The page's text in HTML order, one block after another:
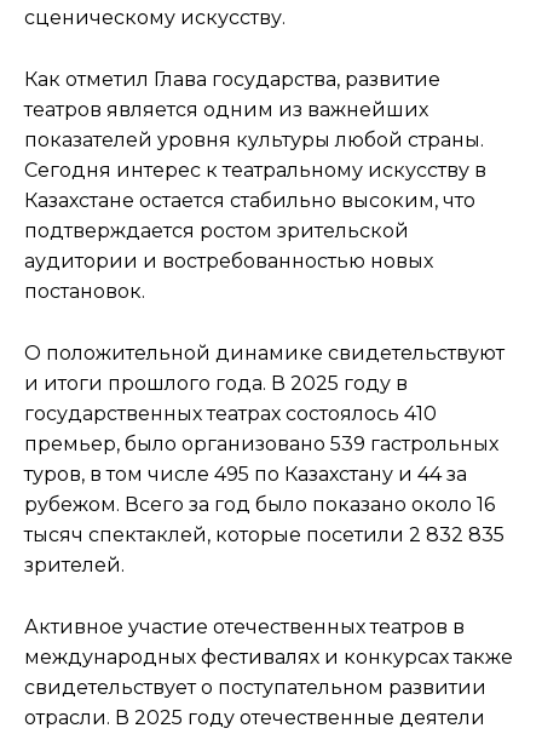
сценическому искусству.
Как отметил Глава государства, развитие
театров является одним из важнейших
показателей уровня культуры любой страны.
Сегодня интерес к театральному искусству в
Казахстане остается стабильно высоким, что
подтверждается ростом зрительской
аудитории и востребованностью новых
постановок.
О положительной динамике свидетельствуют
и итоги прошлого года. В 2025 году в
государственных театрах состоялось 410
премьер, было организовано 539 гастрольных
туров, в том числе 495 по Казахстану и 44 за
рубежом. Всего за год было показано около 16
тысяч спектаклей, которые посетили 2 832 835
зрителей.
Активное участие отечественных театров в
международных фестивалях и конкурсах также
свидетельствует о поступательном развитии
отрасли. В 2025 году отечественные деятели